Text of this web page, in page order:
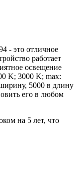
- это отличное
работает
освещение
K; 3000 K; max:
5000 в длину
его в любом
на 5 лет, что